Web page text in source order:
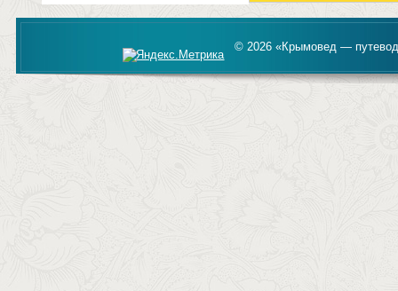
© 2026 «Крымовед —